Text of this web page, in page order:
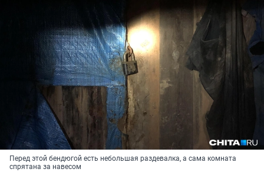
Перед этой бендюгой есть небольшая раздевалка, а сама комната
спрятана за навесом